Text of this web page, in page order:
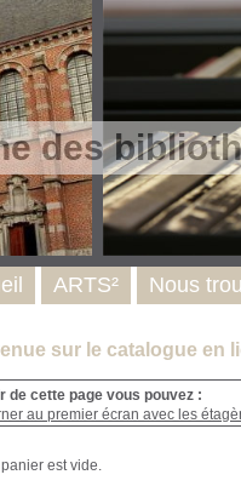
des
sur le catalogue en
de cette page vous pouvez :
au premier écran avec les
ARTS² Nous